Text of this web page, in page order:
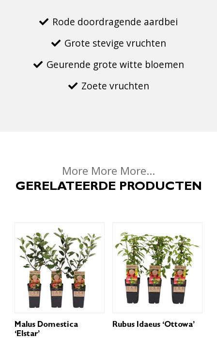
Rode doordragende aardbei
Grote stevige vruchten
Geurende grote witte bloemen
Zoete vruchten
More More More...
GERELATEERDE PRODUCTEN
Malus Domestica
‘Elstar’
Rubus Idaeus ‘Ottowa’